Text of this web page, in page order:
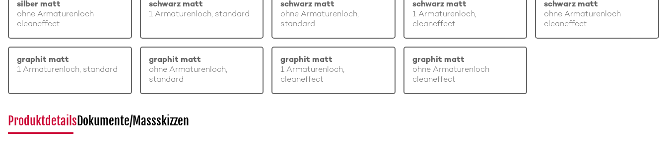
silber matt
ohne Armaturenloch
cleaneffect
schwarz matt
1 Armaturenloch, standard
schwarz matt
ohne Armaturenloch,
standard
schwarz matt
1 Armaturenloch,
cleaneffect
schwarz matt
ohne Armaturenloch
cleaneffect
graphit matt
1 Armaturenloch, standard
graphit matt
ohne Armaturenloch,
standard
graphit matt
1 Armaturenloch,
cleaneffect
graphit matt
ohne Armaturenloch
cleaneffect
ProduktdetailsDokumente/Massskizzen